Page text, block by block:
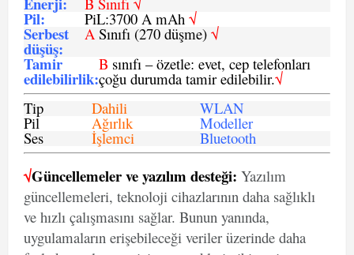
Pil: PiL:3700 A mAh √
Serbest
düşüş:
ASınıfı (270 düşme) √
Tamir
edilebilirlik:
B sınıfı – özetle: evet, cep telefonları
çoğu durumda tamir edilebilir.√
Tip
Dahili WLAN
Pil Ağırlık Modeller
Ses İşlemci Bluetooth
√Güncellemeler ve yazılım desteği: Yazılım
güncellemeleri, teknoloji cihazlarının daha sağlıklı
ve hızlı çalışmasını sağlar. Bunun yanında,
uygulamaların erişebileceği veriler üzerinde daha